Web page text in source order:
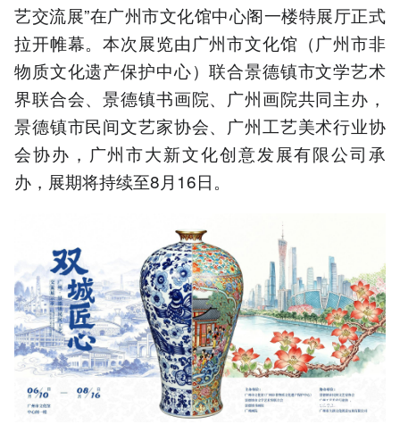
艺交流展”在广州市文化馆中心阁一楼特展厅正式
拉开帷幕。本次展览由广州市文化馆（广州市非
物质文化遗产保护中心）联合景德镇市文学艺术
界联合会、景德镇书画院、广州画院共同主办，
景德镇市民间文艺家协会、广州工艺美术行业协
会协办，广州市大新文化创意发展有限公司承
办，展期将持续至8月16日。